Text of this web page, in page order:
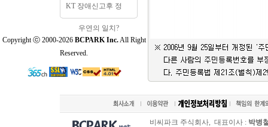
출입구..
KT 장애신고후 정
상으로..
우연의 일치?
비씨파크 주식회사, 대표이사 : 박병
Copyright ⓒ 2000-2026 BCPARK Inc.All Right
Reserved.